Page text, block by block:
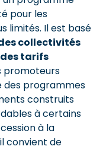
pour les
limités. Il est basé
collectivités
tarifs
promoteurs
des programmes
construits
à certains
à la
convient de